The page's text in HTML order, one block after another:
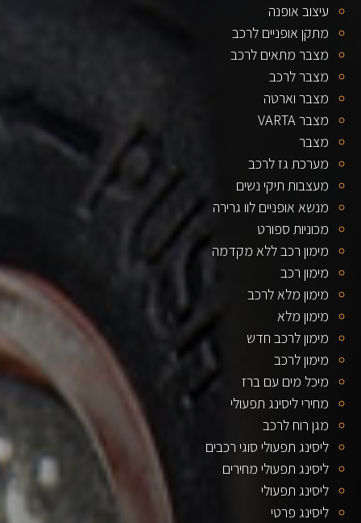
עיצוב אופנה
מתקן אופניים לרכב
מצבר מתאים לרכב
מצבר לרכב
מצבר וארטה
מצבר VARTA
מצבר
מערכת גז לרכב
מעצבות תיקי נשים
מנשא אופניים לוו גרירה
מכוניות ספורט
מימון רכב ללא מקדמה
מימון רכב
מימון מלא לרכב
מימון מלא
מימון לרכב חדש
מימון לרכב
מיכל מים עם ברז
מחירי ליסינג תפעולי
מגן רוח לרכב
ליסינג תפעולי סוגי רכבים
ליסינג תפעולי מחירים
ליסינג תפעולי
ליסינג פרטי